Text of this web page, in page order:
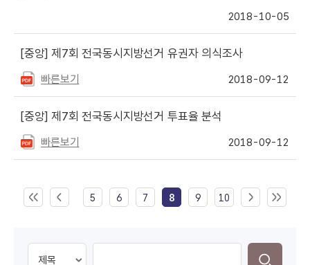
2018-10-05
[중앙] 제7회 전국동시지방선거 유권자 의식조사
빠른보기 2018-09-12
[중앙] 제7회 전국동시지방선거 투표율 분석
빠른보기 2018-09-12
5 6 7 8 9 10